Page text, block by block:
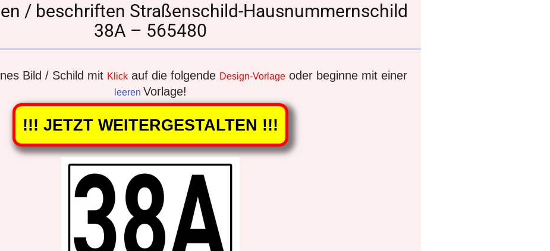
Konto erstellen
Passwort vergessen?
/ beschriften Straßenschild-Hausnummernschild
38A – 565480
Bild / Schild mit Klickauf die folgende Design-Vorlageoder beginne mit einer
leeren Vorlage!
!!! JETZT WEITERGESTALTEN !!!